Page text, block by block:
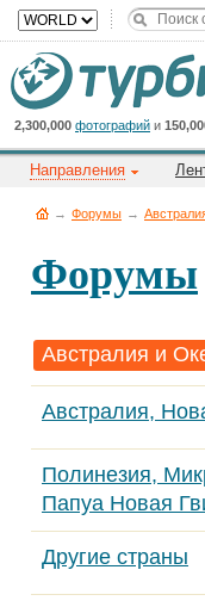
2,300,000 фотографий и
Направления
→ Форумы →
Форумы
Австралия и
Австралия,
Полинезия,
Папуа Новая
Другие страны
Cейчас
на
сайте:
Title
Button